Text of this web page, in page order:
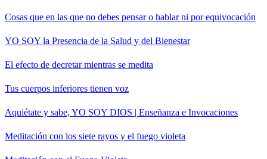
Cosas que en las que no debes pensar o hablar ni por equivocación
YO SOY la Presencia de la Salud y del Bienestar
El efecto de decretar mientras se medita
Tus cuerpos inferiores tienen voz
Aquiétate y sabe, YO SOY DIOS | Enseñanza e Invocaciones
Meditación con los siete rayos y el fuego violeta